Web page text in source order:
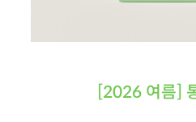
[2026 여름]